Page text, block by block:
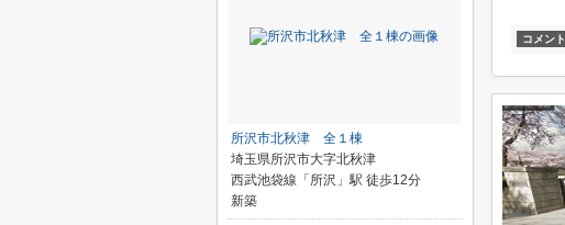
コメント
所沢市北秋津 全１棟
埼玉県所沢市大字北秋津
西武池袋線「所沢」駅 徒歩12分
新築